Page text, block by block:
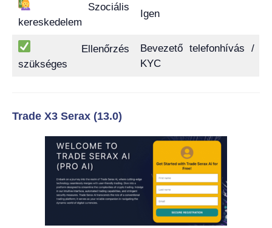
Szociális
kereskedelem
Igen
Ellenőrzés
szükséges
Bevezető telefonhívás /
KYC
Trade X3 Serax (13.0)